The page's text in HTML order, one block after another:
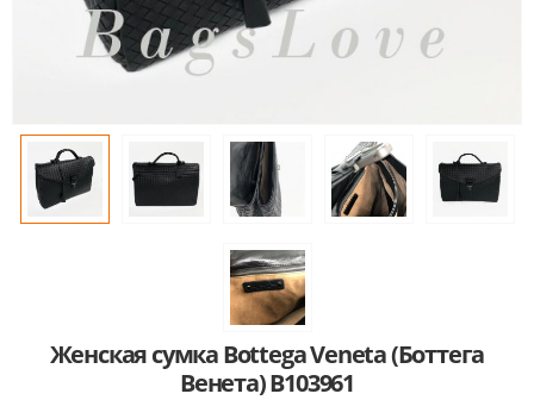
Женская сумка Bottega Veneta (Боттега
Венета) B103961